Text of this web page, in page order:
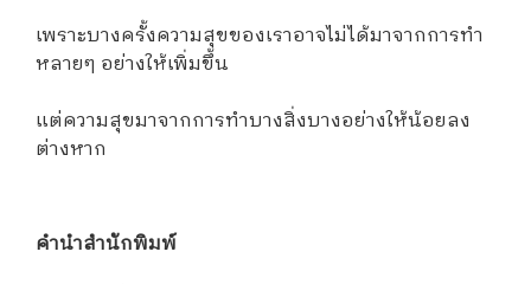
เพราะบางครั้งความสุขของเราอาจไม่ได้มาจากการทำ
หลายๆ อย่างให้เพิ่มขึ้น
แต่ความสุขมาจากการทำบางสิ่งบางอย่างให้น้อยลง
ต่างหาก
คำนำสำนักพิมพ์